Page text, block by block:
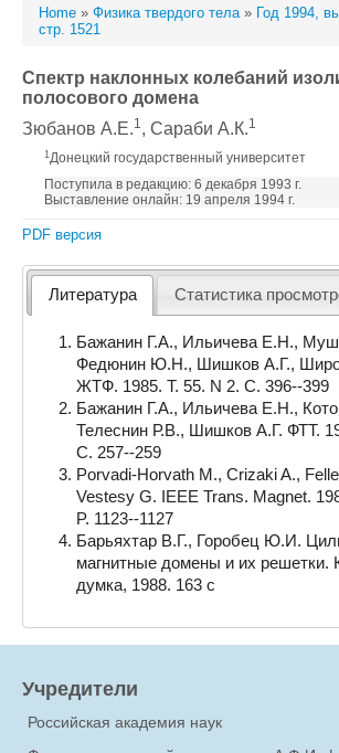
Home » Физика твердого тела» Год 1994,
стр. 1521
Спектр наклонных колебаний
полосового домена
Зюбанов А.Е.1, Сараби А.К.1
1 Донецкий государственный университет
Поступила в редакцию: 6 декабря 1993 г.
Выставление онлайн: 19 апреля 1994 г.
PDF версия
Литература Статистика
Бажанин Г.А., Ильичева Е.Н.,
Федюнин Ю.Н., Шишков А.Г.,
ЖТФ. 1985. Т. 55. N 2. С. 396--399
Бажанин Г.А., Ильичева Е.Н.,
Телеснин Р.В., Шишков А.Г. ФТТ.
С. 257--259
Porvadi-Horvath M., Crizaki A.,
Vestesy G. IEEE Trans. Magnet.
P. 1123--1127
Барьяхтар В.Г., Горобец Ю.И.
магнитные домены и их решетки.
думка, 1988. 163 с
Учредители
Российская академия наук